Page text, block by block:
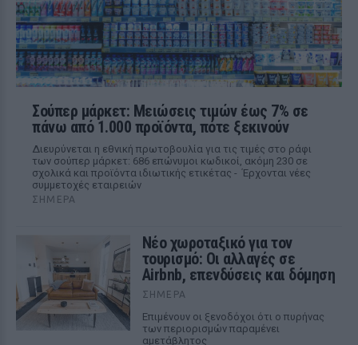
Σούπερ μάρκετ: Μειώσεις τιμών έως 7% σε
πάνω από 1.000 προϊόντα, πότε ξεκινούν
Διευρύνεται η εθνική πρωτοβουλία για τις τιμές στο ράφι
των σούπερ μάρκετ: 686 επώνυμοι κωδικοί, ακόμη 230 σε
σχολικά και προϊόντα ιδιωτικής ετικέτας - Έρχονται νέες
συμμετοχές εταιρειών
ΣΉΜΕΡΑ
Νέο χωροταξικό για τον
τουρισμό: Οι αλλαγές σε
Airbnb, επενδύσεις και δόμηση
ΣΉΜΕΡΑ
Επιμένουν οι ξενοδόχοι ότι ο πυρήνας
των περιορισμών παραμένει
αμετάβλητος